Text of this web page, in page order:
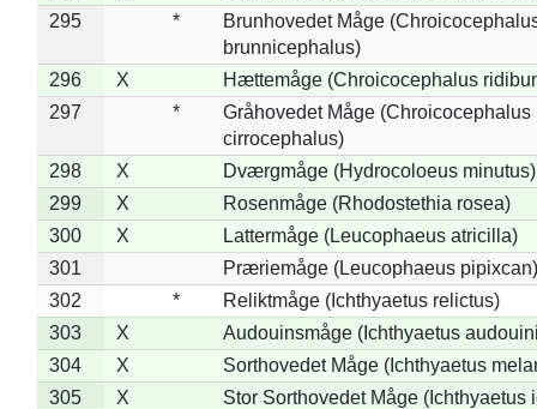
295
*
Brunhovedet Måge
brunnicephalus)
296
X
Hættemåge (Chroicocephalus
297
*
Gråhovedet Måge (Chroicocephalus
cirrocephalus)
298
X
Dværgmåge (Hydrocoloeus minutus)
299
X
Rosenmåge (Rhodostethia rosea)
300
X
Lattermåge (Leucophaeus atricilla)
301
Præriemåge (Leucophaeus pipixcan)
302
*
Reliktmåge (Ichthyaetus relictus)
303
X
Audouinsmåge (Ichthyaetus
304
X
Sorthovedet Måge (Ichthyaetus
305
X
Stor Sorthovedet Måge (Ichthyaetus